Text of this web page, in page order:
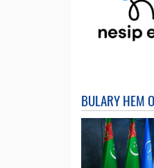
BULARY HEM